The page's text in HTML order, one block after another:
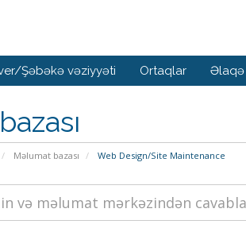
Şəbəkə vəziyyəti Ortaqlar Əlaqə
Məlumat bazası Web Design/Site Maintenance